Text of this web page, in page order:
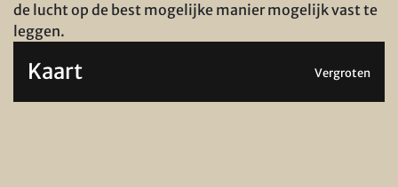
de lucht op de best mogelijke manier mogelijk vast te
leggen.
Kaart Vergroten